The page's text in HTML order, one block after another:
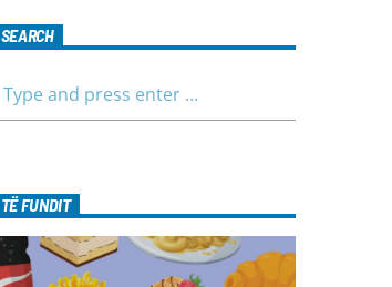
për sportin dhe parashikimin e motit.
Qëndroni me ne për informim të saktë,
SEARCH
TË FUNDIT